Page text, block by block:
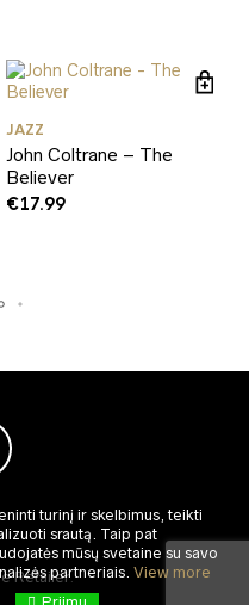
JAZZ
John Coltrane – The
Believer
€17.99
Retailer.
turinį ir skelbimus, teikti
srautą. Taip pat
mūsų svetaine su savo
partneriais. View more